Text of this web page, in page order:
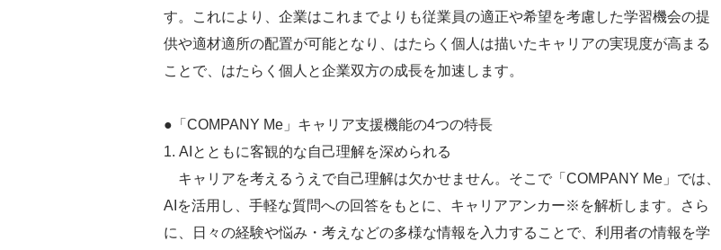
す。これにより、企業はこれまでよりも従業員の適正や希望を考慮した学習機会の提
供や適材適所の配置が可能となり、はたらく個人は描いたキャリアの実現度が高まる
ことで、はたらく個人と企業双方の成長を加速します。
●「COMPANY Me」キャリア支援機能の4つの特長
1. AIとともに客観的な自己理解を深められる
キャリアを考えるうえで自己理解は欠かせません。そこで「COMPANY Me」では、
AIを活用し、手軽な質問への回答をもとに、キャリアアンカー※を解析します。さら
に、日々の経験や悩み・考えなどの多様な情報を入力することで、利用者の情報を学